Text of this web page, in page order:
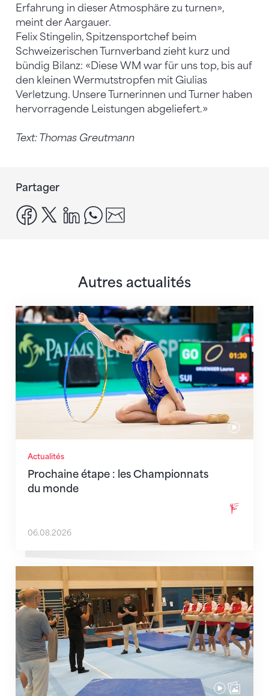
Erfahrung in dieser Atmosphäre zu turnen»,
meint der Aargauer.
Felix Stingelin, Spitzensportchef beim
Schweizerischen Turnverband zieht kurz und
bündig Bilanz: «Diese WM war für uns top, bis auf
den kleinen Wermutstropfen mit Giulias
Verletzung. Unsere Turnerinnen und Turner haben
hervorragende Leistungen abgeliefert.»
Text: Thomas Greutmann
Partager
facebook
x linkedinwhatsapp
Autres actualités
Actualités
Prochaine étape : les Championnats
du monde
Prochaine étape : les Championnats du monde
06.08.2026
En route pour Zagreb avec des objectifs clairs